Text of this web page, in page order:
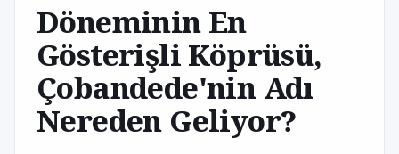
Döneminin En
Gösterişli Köprüsü,
Çobandede'nin Adı
Nereden Geliyor?